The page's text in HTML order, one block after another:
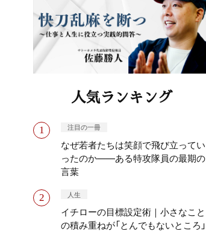
人気ランキング
注目の一冊
なぜ若者たちは笑顔で飛び立ってい
ったのか——ある特攻隊員の最期の
言葉
人生
イチローの目標設定術｜小さなこと
の積み重ねが「とんでもないところ」